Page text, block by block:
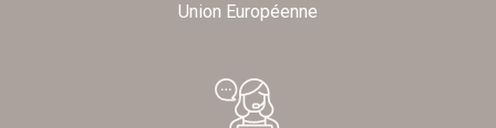
Union Européenne